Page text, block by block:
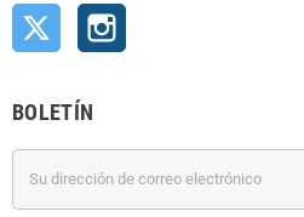
Twitter
BOLETÍN